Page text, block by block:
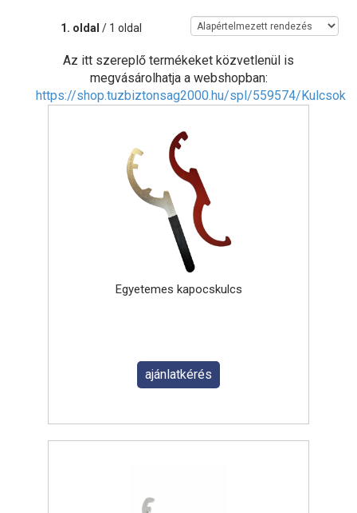
1. oldal / 1 oldal
Az itt szereplő termékeket közvetlenül is
megvásárolhatja a webshopban:
https://shop.tuzbiztonsag2000.hu/spl/559574/Kulcsok
Egyetemes kapocskulcs
ajánlatkérés